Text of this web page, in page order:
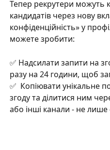
Тепер рекрутери можуть
кандидатів через нову
конфіденційність» у
можете зробити:
✅ Надсилати запити на
разу на 24 години, щоб
✅  Копіювати унікальне
згоду та ділитися ним
або інші канали - не